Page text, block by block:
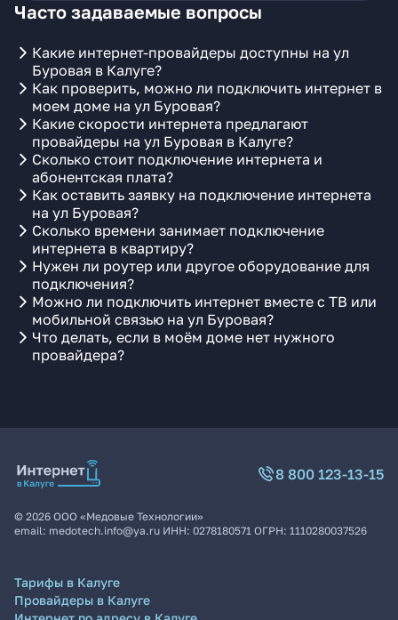
Часто задаваемые вопросы
Какие интернет-провайдеры доступны на ул
Буровая в Калуге?
Как проверить, можно ли подключить интернет в
моем доме на ул Буровая?
Какие скорости интернета предлагают
провайдеры на ул Буровая в Калуге?
Сколько стоит подключение интернета и
абонентская плата?
Как оставить заявку на подключение интернета
на ул Буровая?
Сколько времени занимает подключение
интернета в квартиру?
Нужен ли роутер или другое оборудование для
подключения?
Можно ли подключить интернет вместе с ТВ или
мобильной связью на ул Буровая?
Что делать, если в моём доме нет нужного
провайдера?
8 800 123-13-15
© 2026 ООО «Медовые Технологии»
email: medotech.info@ya.ru ИНН: 0278180571 ОГРН: 1110280037526
Тарифы в Калуге
Провайдеры в Калуге